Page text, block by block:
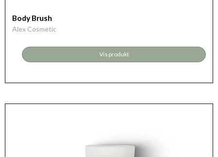
Body Brush
Alex Cosmetic
Vis produkt